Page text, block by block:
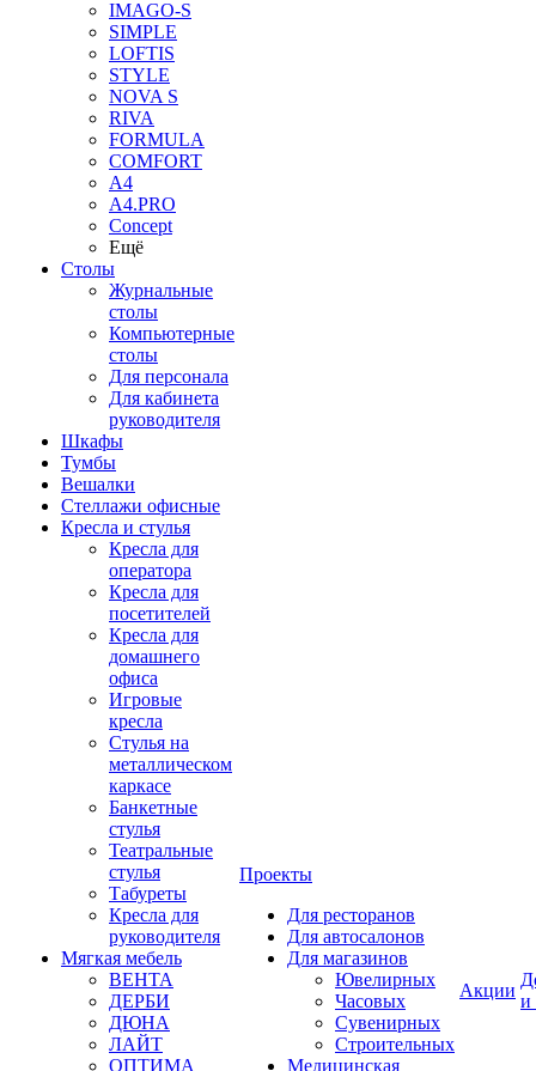
IMAGO-S
SIMPLE
LOFTIS
STYLE
NOVA S
RIVA
FORMULA
COMFORT
A4
A4.PRO
Concept
Ещё
Столы
Журнальные
столы
Компьютерные
столы
Для персонала
Для кабинета
руководителя
Шкафы
Тумбы
Вешалки
Стеллажи офисные
Кресла и стулья
Кресла для
оператора
Кресла для
посетителей
Кресла для
домашнего
офиса
Игровые
кресла
Стулья на
металлическом
каркасе
Банкетные
стулья
Театральные
стулья
Табуреты
Кресла для
руководителя
Мягкая мебель
ВЕНТА
ДЕРБИ
ДЮНА
ЛАЙТ
ОПТИМА
Проекты
Для ресторанов
Для автосалонов
Для магазинов
Ювелирных
Часовых
Сувенирных
Строительных
Медицинская
Акции
и